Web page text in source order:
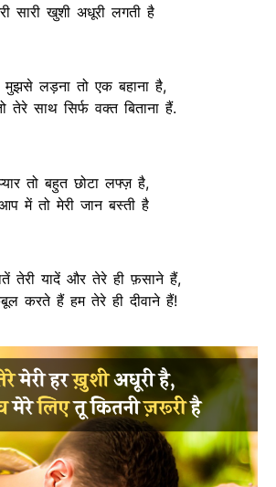
सारी खुशी अधूरी लगती है
मुझसे लड़ना तो एक बहाना है,
तेरे साथ सिर्फ वक्त बिताना हैं.
तो बहुत छोटा लफ्ज़ है,
में तो मेरी जान बस्ती है
तेरी यादें और तेरे ही फ़साने हैं,
करते हैं हम तेरे ही दीवाने हैं!